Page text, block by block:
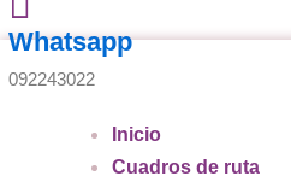
Whatsapp
092243022
Inicio
Cuadros de ruta